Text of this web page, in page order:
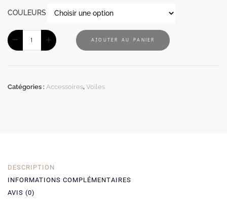
COULEURS
AJOUTER AU PANIER
Catégories : Accessoires, Voiles
DESCRIPTION
INFORMATIONS COMPLÉMENTAIRES
AVIS (0)